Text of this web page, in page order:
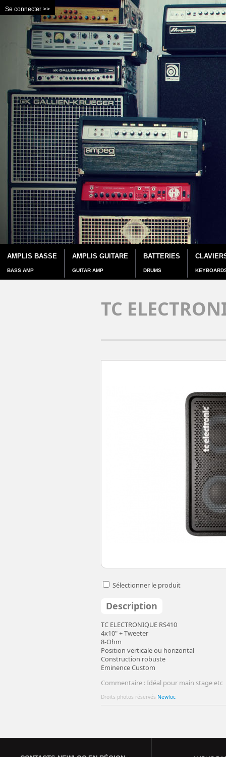
Se connecter >>
AMPLIS BASSE
BASS AMP
AMPLIS GUITARE
GUITAR AMP
BATTERIES
DRUMS
TC
Sélectionner le produit
Description
TC ELECTRONIQUE RS410
4x10" + Tweeter
8-Ohm
Position verticale ou horizontal
Construction robuste
Eminence Custom
Commentaire : Idéal pour main stage etc
Droits photos réservés Newloc